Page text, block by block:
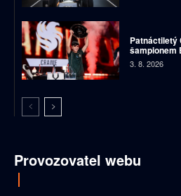
Patnáctiletý
šampionem
3. 8. 2026
Provozovatel webu